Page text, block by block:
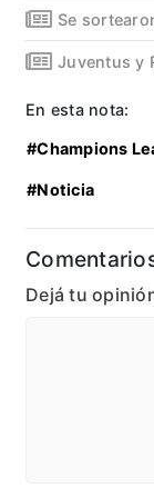
Se
Juventus y
En esta nota:
#Champions
#Noticia
Dejá tu